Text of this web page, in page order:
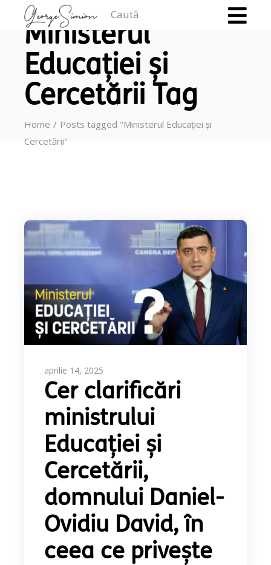
Ministerul
Educației și
Cercetării Tag
Home
Posts tagged "Ministerul Educației și
Cercetării"
aprilie 14, 2025
Cer clarificări
ministrului
Educației și
Cercetării,
domnului Daniel-
Ovidiu David, în
ceea ce privește